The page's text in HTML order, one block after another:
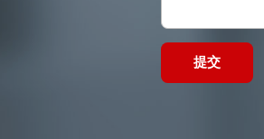
提交